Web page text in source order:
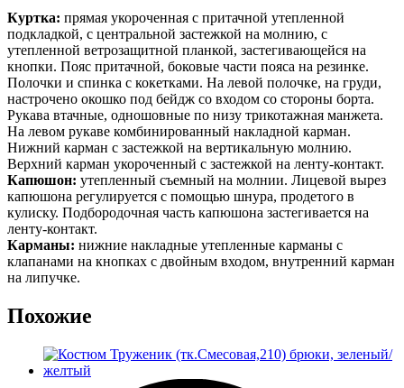
Куртка: прямая укороченная с притачной утепленной
подкладкой, с центральной застежкой на молнию, с
утепленной ветрозащитной планкой, застегивающейся на
кнопки. Пояс притачной, боковые части пояса на резинке.
Полочки и спинка с кокетками. На левой полочке, на груди,
настрочено окошко под бейдж со входом со стороны борта.
Рукава втачные, одношовные по низу трикотажная манжета.
На левом рукаве комбинированный накладной карман.
Нижний карман с застежкой на вертикальную молнию.
Верхний карман укороченный с застежкой на ленту-контакт.
Капюшон: утепленный съемный на молнии. Лицевой вырез
капюшона регулируется с помощью шнура, продетого в
кулиску. Подбородочная часть капюшона застегивается на
ленту-контакт.
Карманы: нижние накладные утепленные карманы с
клапанами на кнопках с двойным входом, внутренний карман
на липучке.
Похожие